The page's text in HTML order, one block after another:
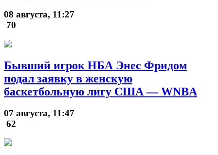
08 августа, 11:27
70
Бывший игрок НБА Энес Фридом
подал заявку в женскую
баскетбольную лигу США — WNBA
07 августа, 11:47
62